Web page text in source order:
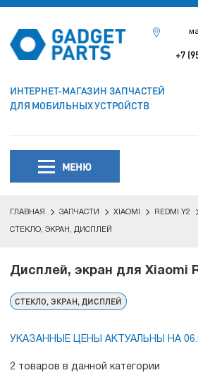
ИНТЕРНЕТ-МАГАЗИН ЗАПЧАСТЕЙ
ДЛЯ МОБИЛЬНЫХ УСТРОЙСТВ
+7
МЕНЮ
ГЛАВНАЯ ЗАПЧАСТИ XIAOMI REDMI Y2
СТЕКЛО, ЭКРАН, ДИСПЛЕЙ
Дисплей, экран для Xiaomi
СТЕКЛО, ЭКРАН, ДИСПЛЕЙ
УКАЗАННЫЕ ЦЕНЫ АКТУАЛЬНЫ НА
2 товаров в данной категории